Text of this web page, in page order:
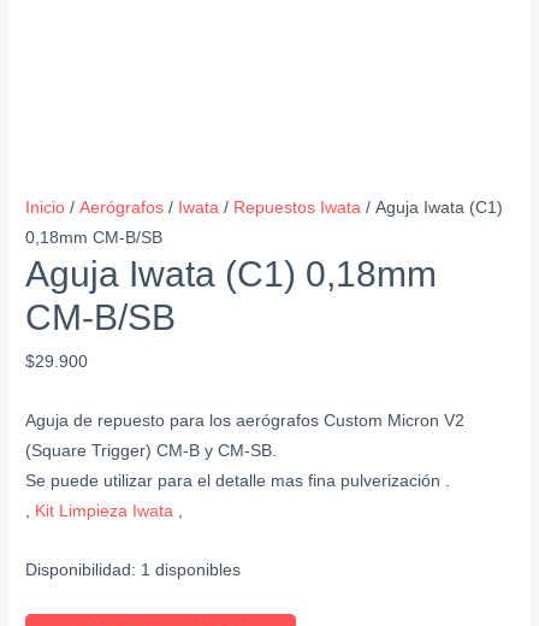
Inicio /Aerógrafos / Iwata / Repuestos Iwata / Aguja Iwata (C1)
0,18mm CM-B/SB
Aguja Iwata (C1) 0,18mm
CM-B/SB
$29.900
Aguja de repuesto para los aerógrafos Custom Micron V2
(Square Trigger) CM-B y CM-SB.
Se puede utilizar para el detalle mas fina pulverización .
Kit Limpieza Iwata
Disponibilidad: 1 disponibles